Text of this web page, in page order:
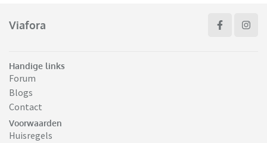
Viafora
Handige links
Forum
Blogs
Contact
Voorwaarden
Huisregels